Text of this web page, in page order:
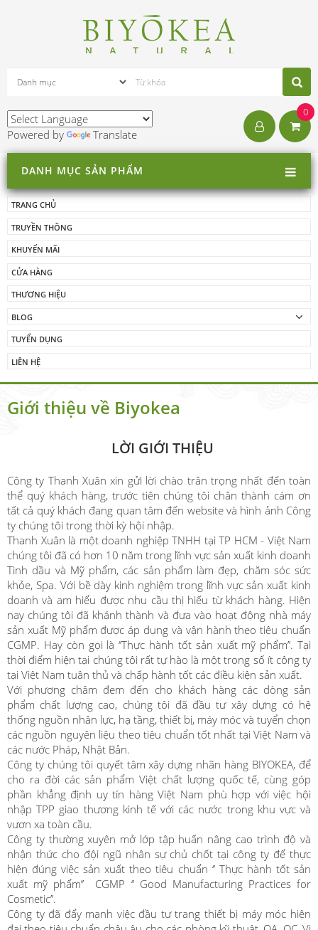
Powered by Translate
0
DANH MỤC SẢN PHẨM
TRANG CHỦ
TRUYỀN THÔNG
KHUYẾN MÃI
CỬA HÀNG
THƯƠNG HIỆU
BLOG
TUYỂN DỤNG
LIÊN HỆ
Giới thiệu về Biyokea
LỜI GIỚI THIỆU
Công ty Thanh Xuân xin gửi lời chào trân trọng nhất đến toàn
thể quý khách hàng, trước tiên chúng tôi chân thành cám ơn
tất cả quý khách đang quan tâm đến website và hình ảnh Công
ty chúng tôi trong thời kỳ hội nhập.
Thanh Xuân là một doanh nghiệp TNHH tại TP HCM - Việt Nam
chúng tôi đã có hơn 10 năm trong lĩnh vực sản xuất kinh doanh
Tinh dầu và Mỹ phẩm, các sản phẩm làm đẹp, chăm sóc sức
khỏe, Spa. Với bề dày kinh nghiệm trong lĩnh vực sản xuất kinh
doanh và am hiểu được nhu cầu thị hiếu từ khách hàng. Hiện
nay chúng tôi đã khánh thành và đưa vào hoạt động nhà máy
sản xuất Mỹ phẩm được áp dụng và vận hành theo tiêu chuẩn
CGMP. Hay còn gọi là ‘’Thực hành tốt sản xuất mỹ phẩm’’. Tại
thời điểm hiện tại chúng tôi rất tự hào là một trong số ít công ty
tại Việt Nam tuân thủ và chấp hành tốt các điều kiện sản xuất.
Với phương châm đem đến cho khách hàng các dòng sản
phẩm chất lượng cao, chúng tôi đã đầu tư xây dựng có hệ
thống nguồn nhân lực, hạ tầng, thiết bị, máy móc và tuyển chọn
các nguồn nguyên liệu theo tiêu chuẩn tốt nhất tại Việt Nam và
các nước Pháp, Nhật Bản.
Công ty chúng tôi quyết tâm xây dựng nhãn hàng BIYOKEA, để
cho ra đời các sản phẩm Việt chất lượng quốc tế, cùng góp
phần khẳng định uy tín hàng Việt Nam phù hợp với việc hội
nhập TPP giao thương kinh tế với các nước trong khu vực và
vươn xa toàn cầu.
Công ty thường xuyên mở lớp tập huấn nâng cao trình độ và
nhận thức cho đội ngũ nhân sự chủ chốt tại công ty để thực
hiện đúng việc sản xuất theo tiêu chuẩn ‘’ Thực hành tốt sản
xuất mỹ phẩm’’ CGMP ‘’ Good Manufacturing Practices for
Cosmetic’’.
Công ty đã đẩy mạnh việc đầu tư trang thiết bị máy móc hiện